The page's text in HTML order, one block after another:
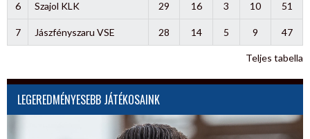
6 Szajol KLK 29 16 3 10 51
7 Jászfényszaru VSE 28 14 5 9 47
Teljes tabella
LEGEREDMÉNYESEBB JÁTÉKOSAINK